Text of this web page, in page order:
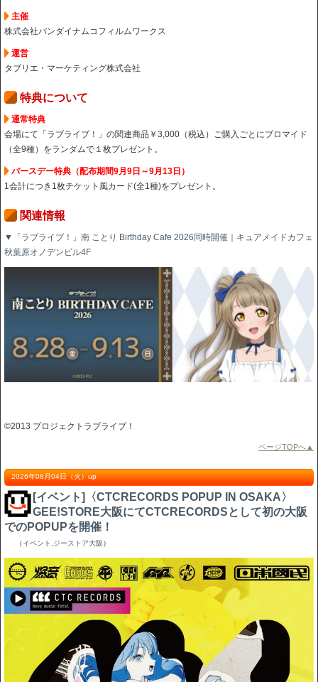
主催
株式会社バンダイナムコフィルムワークス
運営
タブリエ・マーケティング株式会社
特典について
通常特典
会場にて「ラブライブ！」の関連商品￥3,000（税込）ご購入ごとにブロマイド
（全9種）をランダムで１枚プレゼント。
バースデー特典（配布期間9月9日～9月13日）
1会計につき1枚チケット風カード(全1種)をプレゼント。
関連情報
▼「ラブライブ！」南 ことり Birthday Cafe 2026同時開催｜キュアメイドカフェ
秋葉原オノデンビル4F
©2013 プロジェクトラブライブ！
ページTOPへ▲
2026年08月04日（火）up
[イベント]〈CTCRECORDS POPUP IN OSAKA〉
GEE!STORE大阪にてCTCRECORDSとして初の大阪
でのPOPUPを開催！
（イベント ジーストア大阪）